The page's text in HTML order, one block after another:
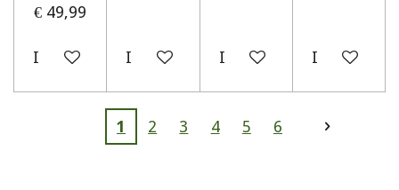
€ 49,99
In winkelwagenIn winkelwagenIn winkelwagen
In
1 2 3 4 5 6